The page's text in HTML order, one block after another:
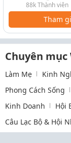
88k Thành viên
Tham
Chuyên
Làm Mẹ Kinh
Phong Cách Sống
Kinh Doanh
Hội
Câu Lạc Bộ & Hội